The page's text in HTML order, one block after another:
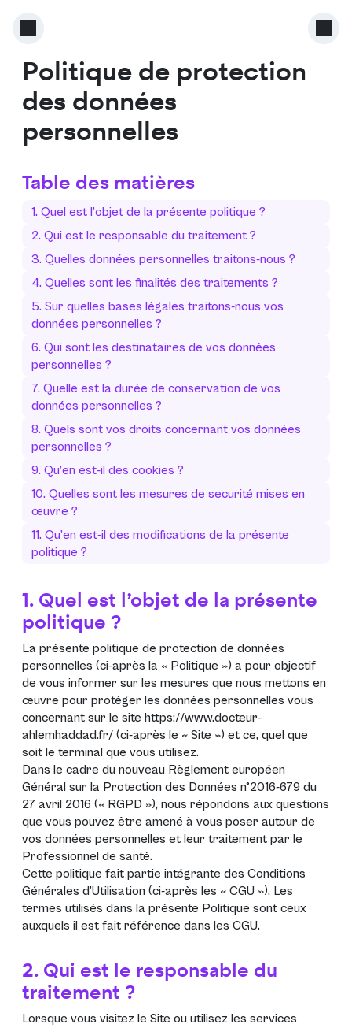
Politique de protection
des données
personnelles
Table des matières
1. Quel est l’objet de la présente politique ?
2. Qui est le responsable du traitement ?
3. Quelles données personnelles traitons-nous ?
4. Quelles sont les finalités des traitements ?
5. Sur quelles bases légales traitons-nous vos
données personnelles ?
6. Qui sont les destinataires de vos données
personnelles ?
7. Quelle est la durée de conservation de vos
données personnelles ?
8. Quels sont vos droits concernant vos données
personnelles ?
9. Qu’en est-il des cookies ?
10. Quelles sont les mesures de securité mises en
œuvre ?
11. Qu’en est-il des modifications de la présente
politique ?
1. Quel est l’objet de la présente
politique ?
La présente politique de protection de données
personnelles (ci-après la « Politique ») a pour objectif
de vous informer sur les mesures que nous mettons en
œuvre pour protéger les données personnelles vous
concernant sur le site https://www.docteur-
ahlemhaddad.fr/ (ci-après le « Site ») et ce, quel que
soit le terminal que vous utilisez.
Dans le cadre du nouveau Règlement européen
Général sur la Protection des Données n°2016-679 du
27 avril 2016 (« RGPD »), nous répondons aux questions
que vous pouvez être amené à vous poser autour de
vos données personnelles et leur traitement par le
Professionnel de santé.
Cette politique fait partie intégrante des Conditions
Générales d’Utilisation (ci-après les « CGU »). Les
termes utilisés dans la présente Politique sont ceux
auxquels il est fait référence dans les CGU.
2. Qui est le responsable du
traitement ?
Lorsque vous visitez le Site ou utilisez les services